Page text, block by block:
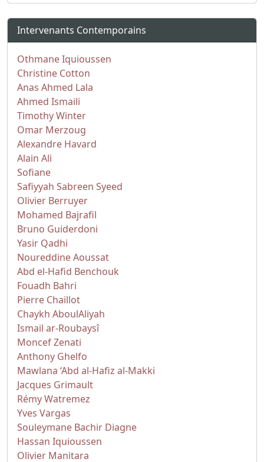
Intervenants Contemporains
Othmane Iquioussen
Christine Cotton
Anas Ahmed Lala
Ahmed Ismaili
Timothy Winter
Omar Merzoug
Alexandre Havard
Alain Ali
Sofiane
Safiyyah Sabreen Syeed
Olivier Berruyer
Mohamed Bajrafil
Bruno Guiderdoni
Yasir Qadhi
Noureddine Aoussat
Abd el-Hafid Benchouk
Fouadh Bahri
Pierre Chaillot
Chaykh AboulAliyah
Ismail ar-Roubaysî
Moncef Zenati
Anthony Ghelfo
Mawlana ‘Abd al-Hafiz al-Makki
Jacques Grimault
Rémy Watremez
Yves Vargas
Souleymane Bachir Diagne
Hassan Iquioussen
Olivier Manitara